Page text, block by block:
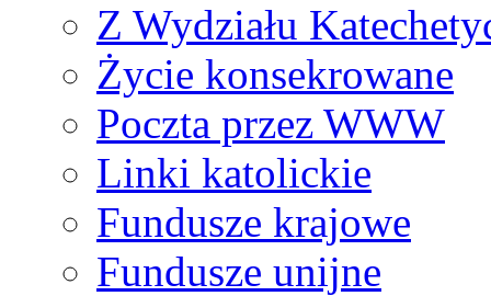
Z Wydziału
Życie konsekrowane
Poczta przez WWW
Linki katolickie
Fundusze krajowe
Fundusze unijne